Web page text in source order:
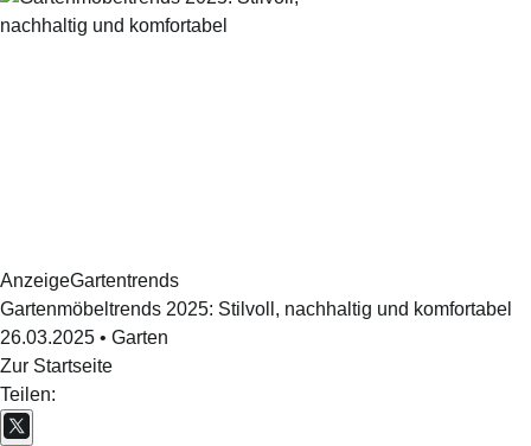
AnzeigeGartentrends
Gartenmöbeltrends 2025: Stilvoll, nachhaltig und komfortabel
26.03.2025 • Garten
Zur Startseite
Teilen: